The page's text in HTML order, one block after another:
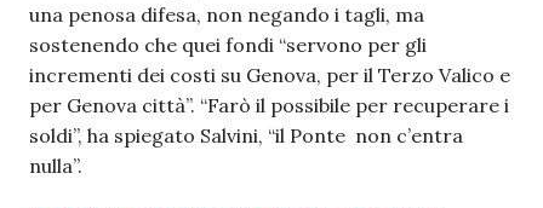
una penosa difesa, non negando i tagli, ma
sostenendo che quei fondi “servono per gli
incrementi dei costi su Genova, per il Terzo Valico e
per Genova città”. “Farò il possibile per recuperare i
soldi”, ha spiegato Salvini, “il Ponte non c’entra
nulla”.